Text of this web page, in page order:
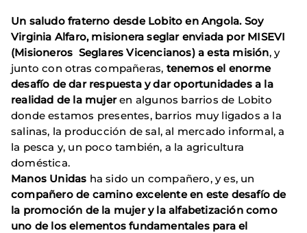
Un saludo fraterno desde Lobito en Angola. Soy
Virginia Alfaro, misionera seglar enviada por MISEVI
(Misioneros Seglares Vicencianos) a esta misión, y
junto con otras compañeras, tenemos el enorme
desafío de dar respuesta y dar oportunidades a la
realidad de la mujeren algunos barrios de Lobito
donde estamos presentes, barrios muy ligados a la
salinas, la producción de sal, al mercado informal, a
la pesca y, un poco también, a la agricultura
doméstica.
Manos Unidas ha sido un compañero, y es, un
compañero de camino excelente en este desafío de
la promoción de la mujer y la alfabetización como
uno de los elementos fundamentales para el